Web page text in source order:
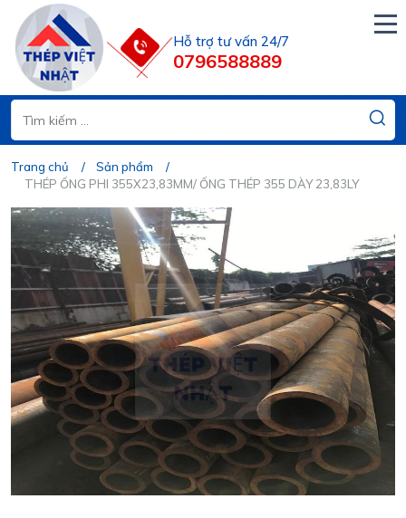
Hỗ trợ tư vấn 24/7
0796588889
Trang chủ
Sản phẩm
THÉP ỐNG PHI 355X23,83MM/ ỐNG THÉP 355 DÀY 23,83LY